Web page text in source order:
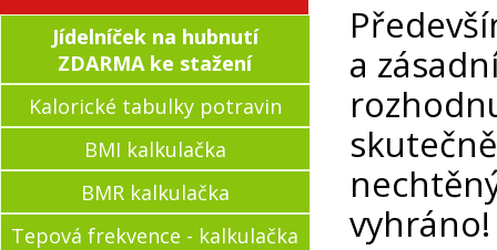
a
vyhráno!
Jídelníček na hubnutí
ZDARMA ke stažení
Kalorické tabulky potravin
BMI kalkulačka
BMR kalkulačka
Tepová frekvence - kalkulačka